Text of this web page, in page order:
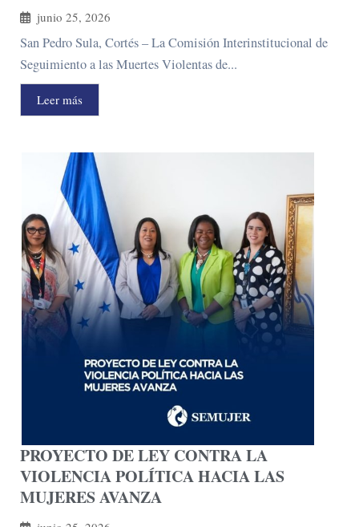
junio 25, 2026
San Pedro Sula, Cortés – La Comisión Interinstitucional de
Seguimiento a las Muertes Violentas de...
Leer más
PROYECTO DE LEY CONTRA LA
VIOLENCIA POLÍTICA HACIA LAS
MUJERES AVANZA